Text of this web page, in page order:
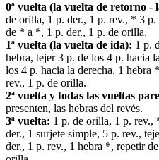
0ª vuelta (la vuelta de retorno -
de orilla, 1 p. der., 1 p. rev., * 3
de * a *, 1 p. der., 1 p. de orilla.
1ª vuelta (la vuelta de ida): 1 p.
hebra, tejer 3 p. de los 4 p. hacia
los 4 p. hacia la derecha, 1
rev., 1 p. de orilla.
2ª vuelta y todas las vueltas
presenten, las hebras del revés.
3ª vuelta: 1 p. de orilla, 1 p. rev.,
der., 1 surjete simple, 5 p. rev.,
der., 1 p. rev., 1 hebra *, repetir